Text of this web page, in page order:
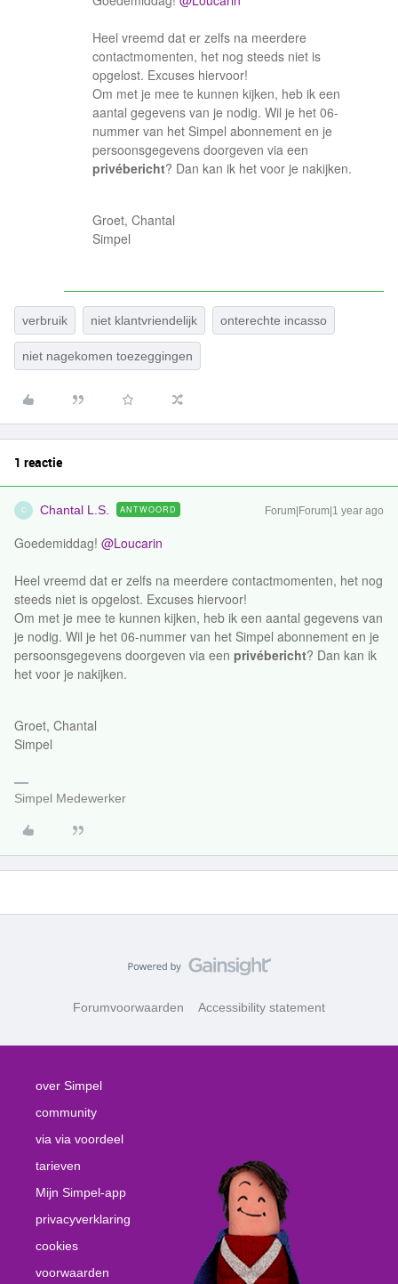
Heel vreemd dat er zelfs na meerdere
contactmomenten, het nog steeds niet is
opgelost. Excuses hiervoor!
Om met je mee te kunnen kijken, heb ik een
aantal gegevens van je nodig. Wil je het 06-
nummer van het Simpel abonnement en je
persoonsgegevens doorgeven via een
privébericht? Dan kan ik het voor je nakijken.
Groet, Chantal
Simpel
verbruik niet klantvriendelijk onterechte incasso
niet nagekomen toezeggingen
1 reactie
C Chantal L.S. ANTWOORD Forum|Forum|1 year ago
Goedemiddag! ​ @Loucarin
Heel vreemd dat er zelfs na meerdere contactmomenten, het nog
steeds niet is opgelost. Excuses hiervoor!
Om met je mee te kunnen kijken, heb ik een aantal gegevens van
je nodig. Wil je het 06-nummer van het Simpel abonnement en je
persoonsgegevens doorgeven via een privébericht? Dan kan ik
het voor je nakijken.
Groet, Chantal
Simpel
Simpel Medewerker
Forumvoorwaarden Accessibility statement
over Simpel
community
via via voordeel
tarieven
Mijn Simpel-app
privacyverklaring
cookies
voorwaarden